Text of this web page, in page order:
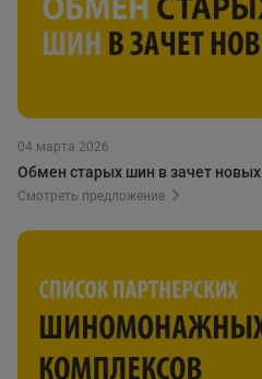
04 марта 2026
Обмен старых шин в зачет новых
Смотреть предложение